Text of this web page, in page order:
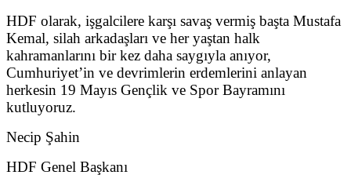
HDF olarak, işgalcilere karşı savaş vermiş başta Mustafa
Kemal, silah arkadaşları ve her yaştan halk
kahramanlarını bir kez daha saygıyla anıyor,
Cumhuriyet’in ve devrimlerin erdemlerini anlayan
herkesin 19 Mayıs Gençlik ve Spor Bayramını
kutluyoruz.
Necip Şahin
HDF Genel Başkanı